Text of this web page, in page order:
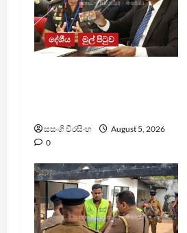
දේශීය මුල් පිටුව
සසංගි වීරසිංහ
August 5, 2026
0